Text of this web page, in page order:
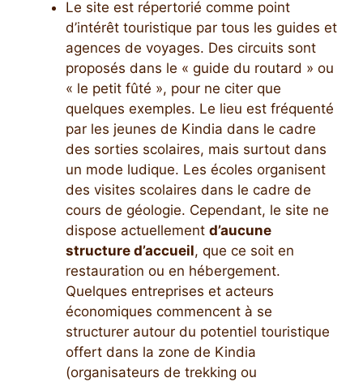
Le site est répertorié comme point
d’intérêt touristique par tous les guides et
agences de voyages. Des circuits sont
proposés dans le « guide du routard » ou
« le petit fûté », pour ne citer que
quelques exemples. Le lieu est fréquenté
par les jeunes de Kindia dans le cadre
des sorties scolaires, mais surtout dans
un mode ludique. Les écoles organisent
des visites scolaires dans le cadre de
cours de géologie. Cependant, le site ne
dispose actuellement d’aucune
structure d’accueil, que ce soit en
restauration ou en hébergement.
Quelques entreprises et acteurs
économiques commencent à se
structurer autour du potentiel touristique
offert dans la zone de Kindia
(organisateurs de trekking ou